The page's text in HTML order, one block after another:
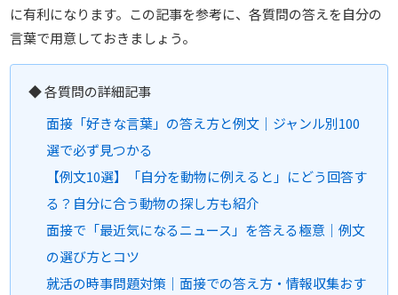
に有利になります。この記事を参考に、各質問の答えを自分の
言葉で用意しておきましょう。
◆ 各質問の詳細記事
面接「好きな言葉」の答え方と例文｜ジャンル別100
選で必ず見つかる
【例文10選】「自分を動物に例えると」にどう回答す
る？自分に合う動物の探し方も紹介
面接で「最近気になるニュース」を答える極意｜例文
の選び方とコツ
就活の時事問題対策｜面接での答え方・情報収集おす